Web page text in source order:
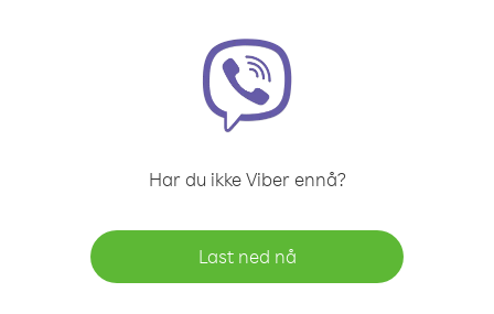
Har du ikke Viber ennå?
Last ned nå